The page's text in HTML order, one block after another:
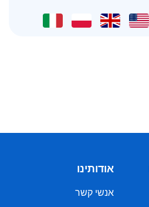
אודותינו
אנשי קשר